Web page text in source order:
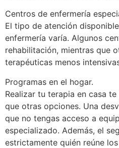
Centros de enfermería
El tipo de atención
enfermería varía. Algunos
rehabilitación, mientras que
terapéuticas menos
Programas en el hogar.
Realizar tu terapia en casa
que otras opciones. Una
que no tengas acceso a
especializado. Además, el
estrictamente quién reúne